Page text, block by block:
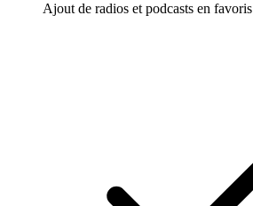
Ajout de radios et podcasts en favoris